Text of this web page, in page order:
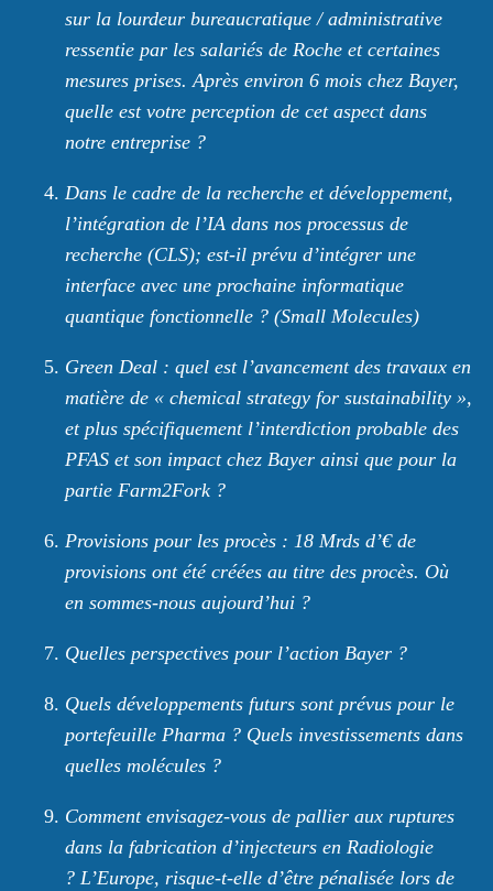
sur la lourdeur bureaucratique / administrative
ressentie par les salariés de Roche et certaines
mesures prises. Après environ 6 mois chez Bayer,
quelle est votre perception de cet aspect dans
notre entreprise ?
Dans le cadre de la recherche et développement,
l’intégration de l’IA dans nos processus de
recherche (CLS); est-il prévu d’intégrer une
interface avec une prochaine informatique
quantique fonctionnelle ? (Small Molecules)
Green Deal : quel est l’avancement des travaux en
matière de « chemical strategy for sustainability »,
et plus spécifiquement l’interdiction probable des
PFAS et son impact chez Bayer ainsi que pour la
partie Farm2Fork ?
Provisions pour les procès : 18 Mrds d’€ de
provisions ont été créées au titre des procès. Où
en sommes-nous aujourd’hui ?
Quelles perspectives pour l’action Bayer ?
Quels développements futurs sont prévus pour le
portefeuille Pharma ? Quels investissements dans
quelles molécules ?
Comment envisagez-vous de pallier aux ruptures
dans la fabrication d’injecteurs en Radiologie
? L’Europe, risque-t-elle d’être pénalisée lors de